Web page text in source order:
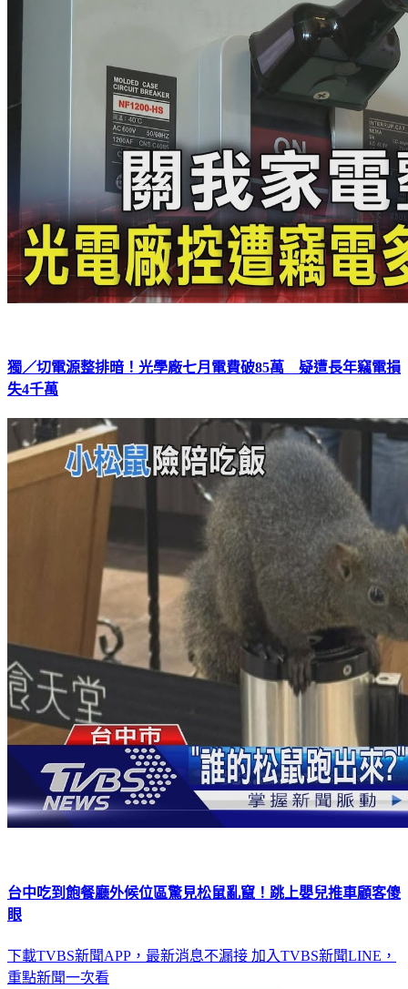
獨／切電源整排暗！光學廠七月電費破85萬 疑遭長年竊電損
失4千萬
台中吃到飽餐廳外候位區驚見松鼠亂竄！跳上嬰兒推車顧客傻
眼
下載TVBS新聞APP，最新消息不漏接 加入TVBS新聞LINE，
重點新聞一次看